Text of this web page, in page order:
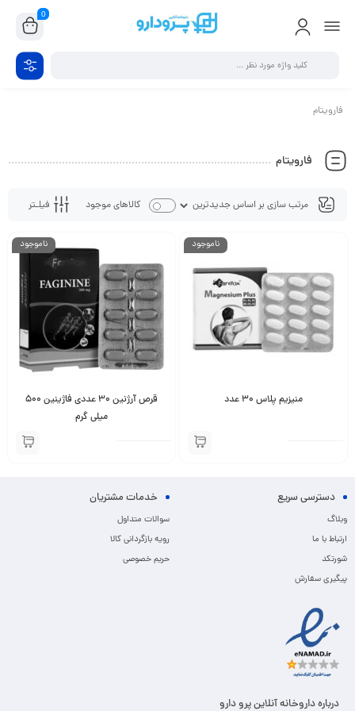
0
فارویتام
فارویتام
فیلـتر کالاهای موجود
ناموجود
منیزیم پلاس 30 عدد
ناموجود
قرص آرژنین 30 عددی فاژینین 500
میلی گرم
دسترسی سریع
وبلاگ
ارتباط با ما
شورتکد
پیگیری سفارش
خدمات مشتریان
سوالات متداول
رویه بازگردانی کالا
حریم خصوصی
درباره داروخانه آنلاین پرو دارو